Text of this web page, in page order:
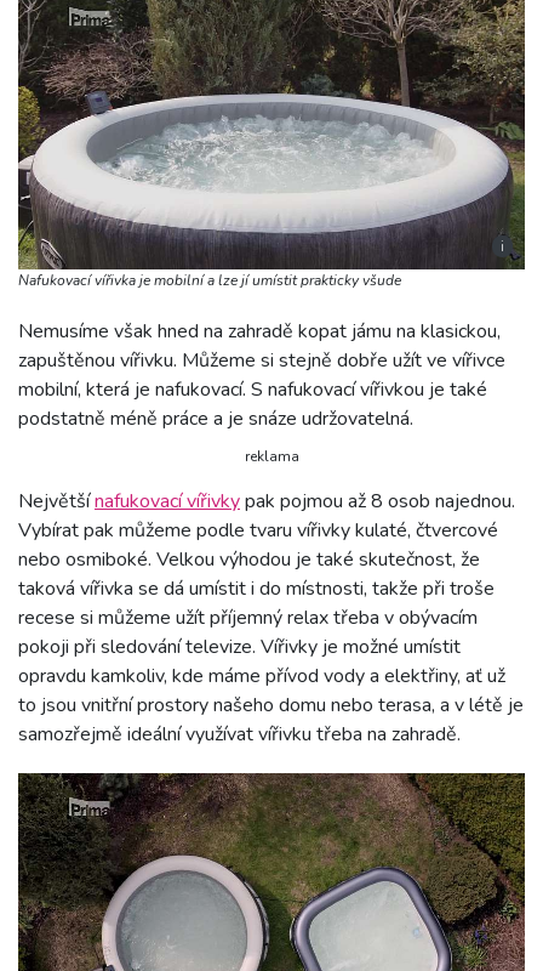
i
Nafukovací vířivka je mobilní a lze jí umístit prakticky všude
Nemusíme však hned na zahradě kopat jámu na klasickou,
zapuštěnou vířivku. Můžeme si stejně dobře užít ve vířivce
mobilní, která je nafukovací. S nafukovací vířivkou je také
podstatně méně práce a je snáze udržovatelná.
reklama
Největšínafukovací vířivkypak pojmou až 8 osob najednou.
Vybírat pak můžeme podle tvaru vířivky kulaté, čtvercové
nebo osmiboké. Velkou výhodou je také skutečnost, že
taková vířivka se dá umístit i do místnosti, takže při troše
recese si můžeme užít příjemný relax třeba v obývacím
pokoji při sledování televize. Vířivky je možné umístit
opravdu kamkoliv, kde máme přívod vody a elektřiny, ať už
to jsou vnitřní prostory našeho domu nebo terasa, a v létě je
samozřejmě ideální využívat vířivku třeba na zahradě.